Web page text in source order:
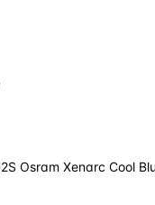
Osram Xenarc Cool